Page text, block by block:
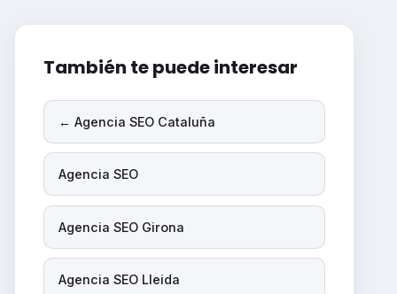
También te puede interesar
← Agencia SEO Cataluña
Agencia SEO
Agencia SEO Girona
Agencia SEO Lleida